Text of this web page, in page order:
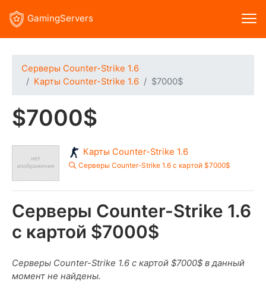
GamingServers
Серверы Counter-Strike 1.6
Карты Counter-Strike 1.6
$7000$
$7000$
Карты Counter-Strike 1.6
Серверы Counter-Strike 1.6 с картой $7000$
Серверы Counter-Strike 1.6
с картой $7000$
Серверы Counter-Strike 1.6 с картой $7000$ в данный
момент не найдены.